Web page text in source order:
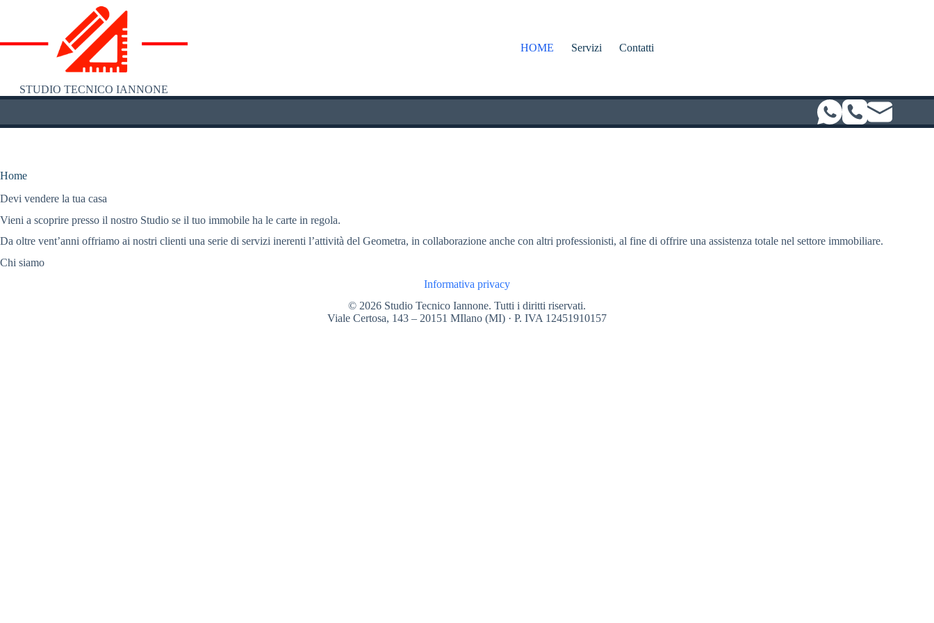
STUDIO TECNICO IANNONE
HOME Servizi Contatti
Home
Devi vendere la tua casa
Vieni a scoprire presso il nostro Studio se il tuo immobile ha le carte in regola.
Da oltre vent’anni offriamo ai nostri clienti una serie di servizi inerenti l’attività del Geometra, in collaborazione anche con altri professionisti, al fine di offrire una assistenza totale nel settore immobiliare.
Chi siamo
Informativa privacy
© 2026 Studio Tecnico Iannone. Tutti i diritti riservati.
Viale Certosa, 143 – 20151 MIlano (MI) · P. IVA 12451910157